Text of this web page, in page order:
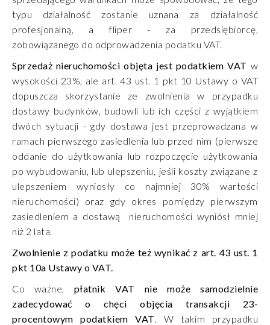
typu działalność zostanie uznana za działalność
profesjonalną, a fliper - za przedsiębiorcę,
zobowiązanego do odprowadzenia podatku VAT.
Sprzedaż nieruchomości objęta jest podatkiem VAT w
wysokości 23%, ale art. 43 ust. 1 pkt 10 Ustawy o VAT
dopuszcza skorzystanie ze zwolnienia w przypadku
dostawy budynków, budowli lub ich części z wyjątkiem
dwóch sytuacji - gdy dostawa jest przeprowadzana w
ramach pierwszego zasiedlenia lub przed nim (pierwsze
oddanie do użytkowania lub rozpoczęcie użytkowania
po wybudowaniu, lub ulepszeniu, jeśli koszty związane z
ulepszeniem wyniosły co najmniej 30% wartości
nieruchomości) oraz gdy okres pomiędzy pierwszym
zasiedleniem a dostawą nieruchomości wyniósł mniej
niż 2 lata.
Zwolnienie z podatku może też wynikać z art. 43 ust. 1
pkt 10a Ustawy o VAT.
Co ważne, płatnik VAT nie może samodzielnie
zadecydować o chęci objęcia transakcji 23-
procentowym podatkiem VAT . W takim przypadku